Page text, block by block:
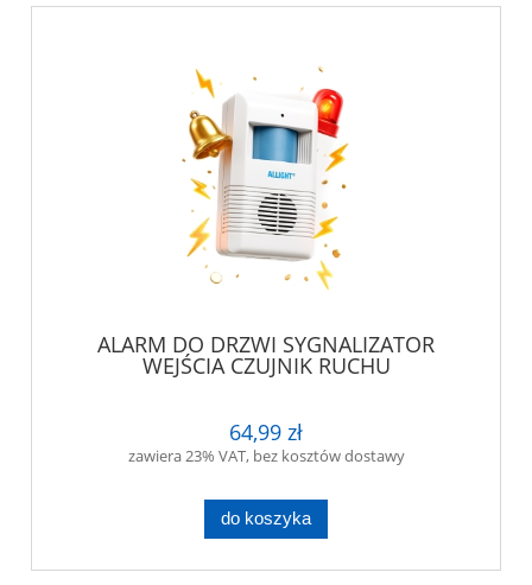
ALARM DO DRZWI SYGNALIZATOR
WEJŚCIA CZUJNIK RUCHU
64,99 zł
zawiera 23% VAT, bez kosztów dostawy
do koszyka